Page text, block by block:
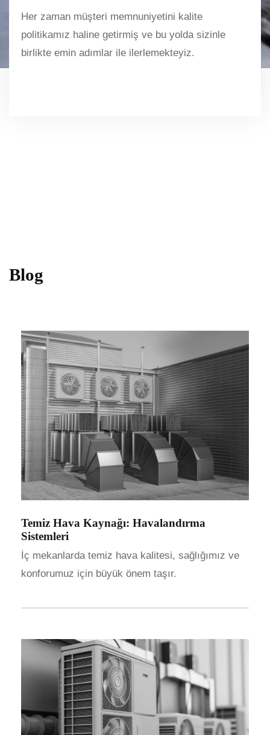
Her zaman müşteri memnuniyetini kalite
politikamız haline getirmiş ve bu yolda sizinle
birlikte emin adımlar ile ilerlemekteyiz.
Blog
Temiz Hava Kaynağı: Havalandırma
Sistemleri
İç mekanlarda temiz hava kalitesi, sağlığımız ve
konforumuz için büyük önem taşır.